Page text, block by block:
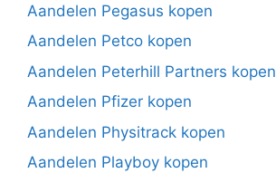
Aandelen Pegasus kopen
Aandelen Petco kopen
Aandelen Peterhill Partners kopen
Aandelen Pfizer kopen
Aandelen Physitrack kopen
Aandelen Playboy kopen